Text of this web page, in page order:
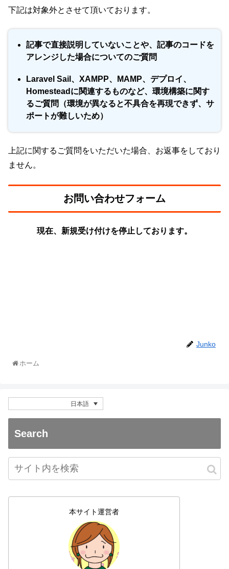
下記は対象外とさせて頂いております。
記事で直接説明していないことや、記事のコードを
アレンジした場合についてのご質問
Laravel Sail、XAMPP、MAMP、デプロイ、
Homesteadに関連するものなど、環境構築に関す
るご質問（環境が異なると不具合を再現できず、サ
ポートが難しいため）
上記に関するご質問をいただいた場合、お返事をしており
ません。
お問い合わせフォーム
現在、新規受け付けを停止しております。
Junko
ホーム
日本語
Search
本サイト運営者